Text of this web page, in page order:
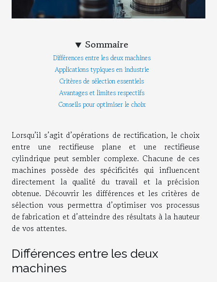
Sommaire
Différences entre les deux machines
Applications typiques en industrie
Critères de sélection essentiels
Avantages et limites respectifs
Conseils pour optimiser le choix
Lorsqu’il s’agit d’opérations de rectification, le choix
entre une rectifieuse plane et une rectifieuse
cylindrique peut sembler complexe. Chacune de ces
machines possède des spécificités qui influencent
directement la qualité du travail et la précision
obtenue. Découvrir les différences et les critères de
sélection vous permettra d’optimiser vos processus
de fabrication et d’atteindre des résultats à la hauteur
de vos attentes.
Différences entre les deux
machines